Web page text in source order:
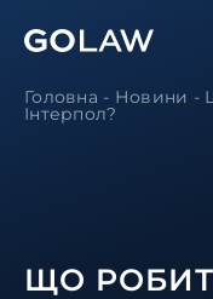
Головна - Новини -
Інтерпол?
ЩО